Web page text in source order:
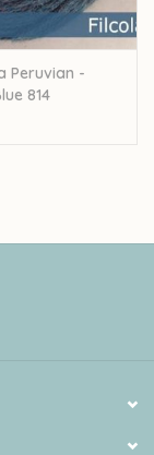
Peruvian -
814